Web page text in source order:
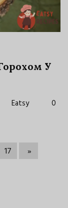
У
Eatsy 0
17 »